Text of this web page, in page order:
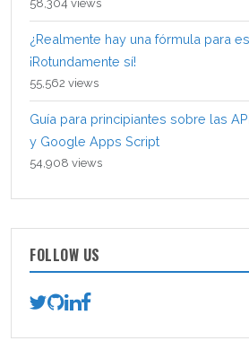
58,304 views
¿Realmente hay una fórmula para
¡Rotundamente sí!
55,562 views
Guía para principiantes sobre las
y Google Apps Script
54,908 views
FOLLOW US